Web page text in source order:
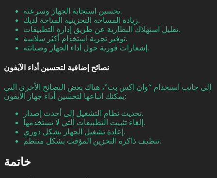
تحسين استجابة الجهاز وسرعته.
زيادة المساحة التخزينية المتاحة لديك.
تقليل استهلاك البطارية عن طريق إدارة التطبيقات.
توفير تجربة استخدام أكثر سلاسة.
إشعارات فورية حول أداء الجهاز وصيانته.
نصائح إضافية لتحسين أداء الآيفون
إلى جانب استخدام “وان اكس بت”، هناك بعض النصائح الأخرى التي
يمكنك اتباعها لتحسين أداء جهاز الآيفون:
تحديث نظام التشغيل إلى أحدث إصدار.
إلغاء تثبيت التطبيقات التي لا تستخدمها.
إعادة تشغيل الجهاز بشكل دوري.
تنظيف ذاكرة التخزين المؤقت بشكل منتظم.
خاتمة